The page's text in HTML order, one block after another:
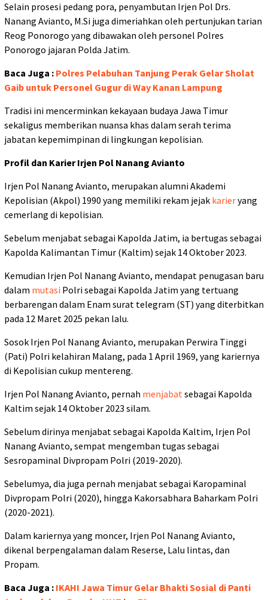
Selain prosesi pedang pora, penyambutan Irjen Pol Drs.
Nanang Avianto, M.Si juga dimeriahkan oleh pertunjukan tarian
Reog Ponorogo yang dibawakan oleh personel Polres
Ponorogo jajaran Polda Jatim.
Baca Juga : Polres Pelabuhan Tanjung Perak Gelar Sholat
Gaib untuk Personel Gugur di Way Kanan Lampung
Tradisi ini mencerminkan kekayaan budaya Jawa Timur
sekaligus memberikan nuansa khas dalam serah terima
jabatan kepemimpinan di lingkungan kepolisian.
Profil dan Karier Irjen Pol Nanang Avianto
Irjen Pol Nanang Avianto, merupakan alumni Akademi
Kepolisian (Akpol) 1990 yang memiliki rekam jejak karieryang
cemerlang di kepolisian.
Sebelum menjabat sebagai Kapolda Jatim, ia bertugas sebagai
Kapolda Kalimantan Timur (Kaltim) sejak 14 Oktober 2023.
Kemudian Irjen Pol Nanang Avianto, mendapat penugasan baru
dalam mutasi Polri sebagai Kapolda Jatim yang tertuang
berbarengan dalam Enam surat telegram (ST) yang diterbitkan
pada 12 Maret 2025 pekan lalu.
Sosok Irjen Pol Nanang Avianto, merupakan Perwira Tinggi
(Pati) Polri kelahiran Malang, pada 1 April 1969, yang kariernya
di Kepolisian cukup mentereng.
Irjen Pol Nanang Avianto, pernah menjabatsebagai Kapolda
Kaltim sejak 14 Oktober 2023 silam.
Sebelum dirinya menjabat sebagai Kapolda Kaltim, Irjen Pol
Nanang Avianto, sempat mengemban tugas sebagai
Sesropaminal Divpropam Polri (2019-2020).
Sebelumya, dia juga pernah menjabat sebagai Karopaminal
Divpropam Polri (2020), hingga Kakorsabhara Baharkam Polri
(2020-2021).
Dalam kariernya yang moncer, Irjen Pol Nanang Avianto,
dikenal berpengalaman dalam Reserse, Lalu lintas, dan
Propam.
Baca Juga : IKAHI Jawa Timur Gelar Bhakti Sosial di Panti